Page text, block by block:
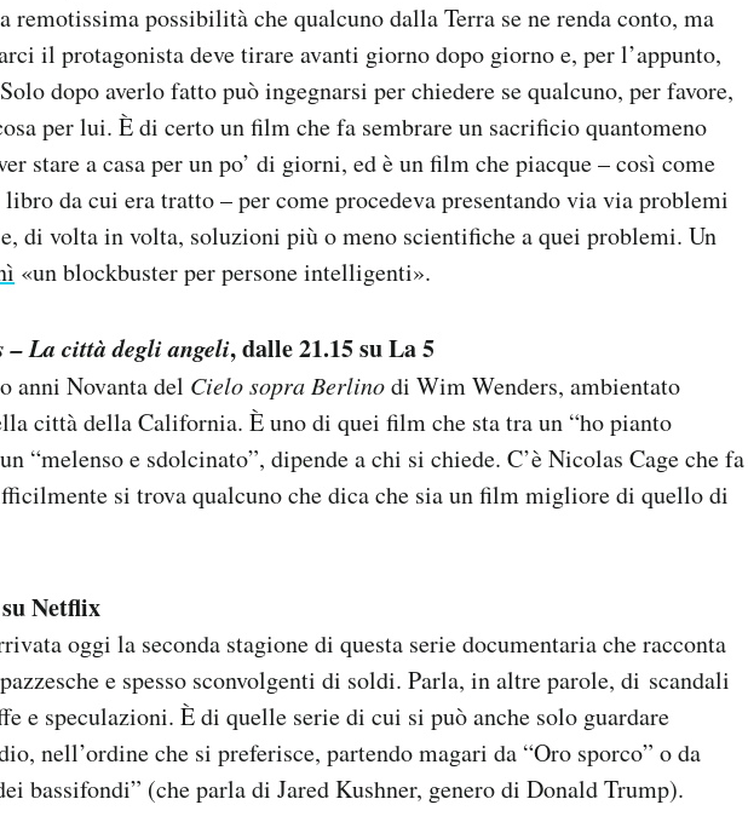
remotissima possibilità che qualcuno dalla Terra se ne renda conto, ma
il protagonista deve tirare avanti giorno dopo giorno e, per l’appunto,
dopo averlo fatto può ingegnarsi per chiedere se qualcuno, per favore,
per lui. È di certo un film che fa sembrare un sacrificio quantomeno
stare a casa per un po’ di giorni, ed è un film che piacque – così come
da cui era tratto – per come procedeva presentando via via problemi
di volta in volta, soluzioni più o meno scientifiche a quei problemi. Un
«un blockbuster per persone intelligenti».
– La città degli angeli, dalle 21.15 su La 5
anni Novanta del Cielo sopra Berlinodi Wim Wenders, ambientato
città della California. È uno di quei film che sta tra un “ho pianto
“melenso e sdolcinato”, dipende a chi si chiede. C’è Nicolas Cage che fa
si trova qualcuno che dica che sia un film migliore di quello di
Netflix
oggi la seconda stagione di questa serie documentaria che racconta
e spesso sconvolgenti di soldi. Parla, in altre parole, di scandali
e speculazioni. È di quelle serie di cui si può anche solo guardare
nell’ordine che si preferisce, partendo magari da “Oro sporco” o da
bassifondi” (che parla di Jared Kushner, genero di Donald Trump).